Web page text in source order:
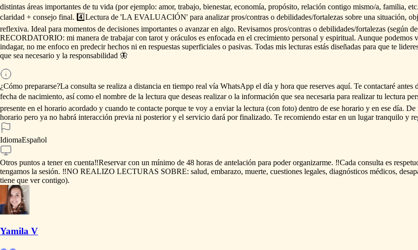
distintas áreas importantes de tu vida (por ejemplo: amor, trabajo, bienestar, economía, propósito, relación contigo mismo​/​a, familia,
claridad + consejo final. 4️⃣Lectura de 'LA EVALUACIÓN' para analizar pros​/​contras o debilidades​/​fortalezas sobre una situación,
reflexiva. Ideal para momentos de decisiones importantes o avanzar en algo. Revisamos pros​/​contras o debilidades​/​fortalezas (según
RECORDATORIO: mi manera de trabajar con tarot y oráculos es enfocada en el crecimiento personal y espiritual. Aunque podemos
indagar, no me enfoco en predecir hechos ni en respuestas superficiales o pasivas. Todas mis lecturas estás diseñadas para que te
que sea necesario y la responsabilidad 🦋
¿Cómo prepararse?La consulta se realiza a distancia en tiempo real vía WhatsApp el día y hora que reserves aquí. Te contactaré antes
fecha de nacimiento, así como el nombre de la lectura que deseas realizar o la información que sea necesaria para realizar tu lectura
presente en el horario acordado y cuando te contacte porque te voy a enviar la lectura (con foto) dentro de ese horario y en ese día. De
horario pero ya no habrá interacción previa ni posterior y el servicio dará por finalizado. Te recomiendo estar en un lugar tranquilo y
IdiomaEspañol
Otros puntos a tener en cuenta‼️Reservar con un mínimo de 48 horas de antelación para poder organizarme. ‼️Cada consulta es
tengamos la sesión. ‼️NO REALIZO LECTURAS SOBRE: salud, embarazo, muerte, cuestiones legales, diagnósticos médicos,
tiene que ver contigo).
Yamila V